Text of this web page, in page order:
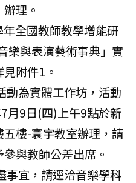
理。
全國教師教學增能研
樂與表演藝術事典」實
附件1。
動為實體工作坊，活動
月9日(四)上午9點於新
五樓-寰宇教室辦理，請
與教師公差出席。
事宜，請逕洽音樂學科